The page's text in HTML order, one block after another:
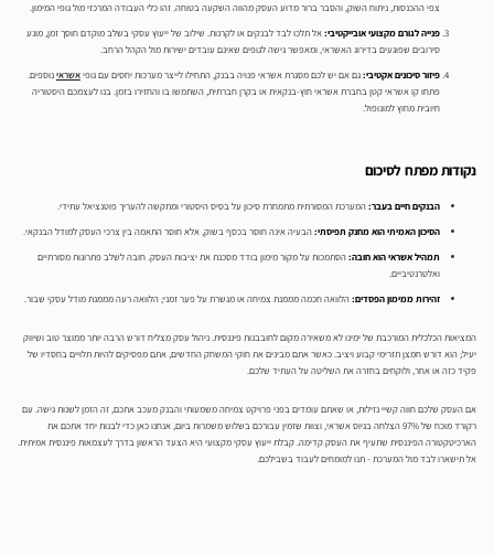
צפי ההכנסות, ניתוח השוק, והסבר ברור מדוע העסק מהווה השקעה בטוחה. זהו כלי העבודה המרכזי מול גופי המימון.
פנייה לגורם מקצועי אובייקטיבי:אל תלכו לבד לבנקים או לקרנות. שילוב של ייעוץ עסקי בשלב מוקדם חוסך זמן, מונע
סירובים שפוגעים בדירוג האשראי, ומאפשר גישה לגופים שאינם עובדים ישירות מול הקהל הרחב.
פיזור סיכונים אקטיבי:גם אם יש לכם מסגרת אשראי פנויה בבנק, התחילו לייצר מערכות יחסים עם גופיאשראינוספים.
פתחו קו אשראי קטן בחברת אשראי חוץ-בנקאית או בקרן חברתית, השתמשו בו והחזירו בזמן. בנו לעצמכם היסטוריה
חיובית מחוץ למונופול.
נקודות מפתח לסיכום
הבנקים חיים בעבר:המערכת המסורתית מתמחרת סיכון על בסיס היסטורי ומתקשה להעריך פוטנציאל עתידי.
הסיכון האמיתי הוא מחנק תפיסתי:הבעיה אינה חוסר בכסף בשוק, אלא חוסר התאמה בין צרכי העסק למודל הבנקאי.
תמהיל אשראי הוא חובה:הסתמכות על מקור מימון בודד מסכנת את יציבות העסק. חובה לשלב פתרונות מסורתיים
ואלטרנטיביים.
זהירות ממימון הפסדים:הלוואה חכמה מממנת צמיחה או מגשרת על פער זמני; הלוואה רעה מממנת מודל עסקי שבור.
המציאות הכלכלית המורכבת של ימינו לא משאירה מקום לחובבנות פיננסית. ניהול עסק מצליח דורש הרבה יותר ממוצר טוב ושיווק
יעיל; הוא דורש חמצן תזרימי קבוע ויציב. כאשר אתם מבינים את חוקי המשחק החדשים, אתם מפסיקים להיות תלויים בחסדיו של
פקיד כזה או אחר, ולוקחים בחזרה את השליטה על העתיד שלכם.
אם העסק שלכם חווה קשיי נזילות, או שאתם עומדים בפני פרויקט צמיחה משמעותי והבנק מעכב אתכם, זה הזמן לשנות גישה. עם
רקורד מוכח של 97% הצלחה בגיוס אשראי, וצוות שזמין עבורכם בשלוש משמרות ביום, אנחנו כאן כדי לבנות יחד אתכם את
הארכיטקטורה הפיננסית שתעיף את העסק קדימה. קבלת ייעוץ עסקי מקצועי היא הצעד הראשון בדרך לעצמאות פיננסית אמיתית.
אל תישארו לבד מול המערכת - תנו למומחים לעבוד בשבילכם.